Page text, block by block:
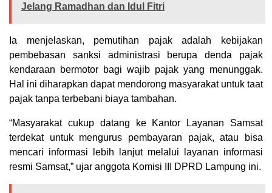
Jelang Ramadhan dan Idul Fitri
Ia menjelaskan, pemutihan pajak adalah kebijakan
pembebasan sanksi administrasi berupa denda pajak
kendaraan bermotor bagi wajib pajak yang menunggak.
Hal ini diharapkan dapat mendorong masyarakat untuk taat
pajak tanpa terbebani biaya tambahan.
“Masyarakat cukup datang ke Kantor Layanan Samsat
terdekat untuk mengurus pembayaran pajak, atau bisa
mencari informasi lebih lanjut melalui layanan informasi
resmi Samsat,” ujar anggota Komisi III DPRD Lampung ini.